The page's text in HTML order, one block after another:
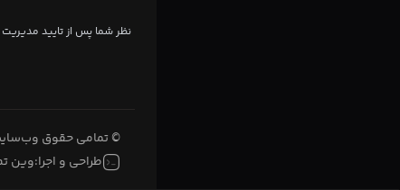
نظر شما پس از تایید
© تمامی حقوق
طراحی و اجرا:وین